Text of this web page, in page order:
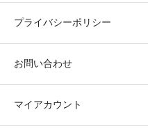
プライバシーポリシー
お問い合わせ
マイアカウント